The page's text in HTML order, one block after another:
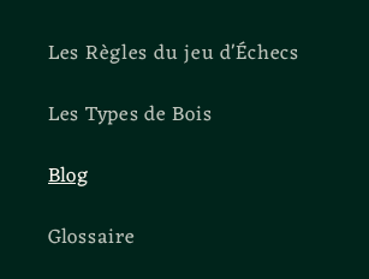
Les Règles du jeu d'Échecs
Les Types de Bois
Blog
Glossaire